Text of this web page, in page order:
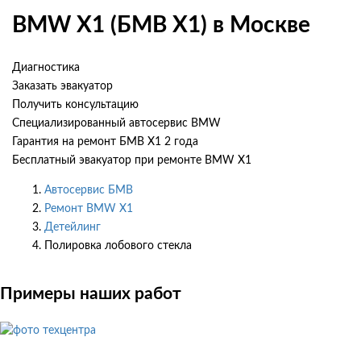
BMW X1 (БМВ Х1) в Москве
Диагностика
Заказать эвакуатор
Получить консультацию
Специализированный автосервис BMW
Гарантия на ремонт БМВ Х1 2 года
Бесплатный эвакуатор при ремонте BMW X1
Автосервис БМВ
Ремонт BMW X1
Детейлинг
Полировка лобового стекла
Примеры наших работ